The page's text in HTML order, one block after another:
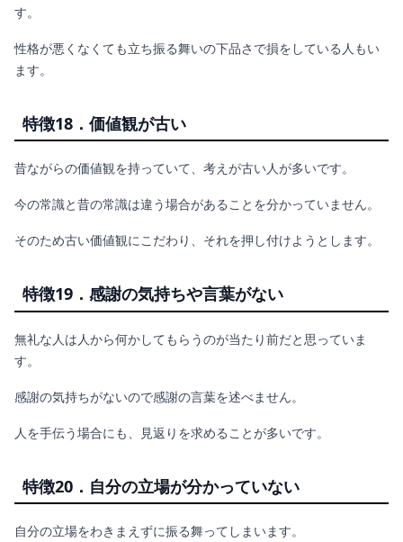
す。
性格が悪くなくても立ち振る舞いの下品さで損をしている人もい
ます。
特徴18．価値観が古い
昔ながらの価値観を持っていて、考えが古い人が多いです。
今の常識と昔の常識は違う場合があることを分かっていません。
そのため古い価値観にこだわり、それを押し付けようとします。
特徴19．感謝の気持ちや言葉がない
無礼な人は人から何かしてもらうのが当たり前だと思っていま
す。
感謝の気持ちがないので感謝の言葉を述べません。
人を手伝う場合にも、見返りを求めることが多いです。
特徴20．自分の立場が分かっていない
自分の立場をわきまえずに振る舞ってしまいます。